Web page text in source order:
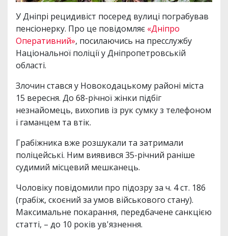
У Дніпрі рецидивіст посеред вулиці пограбував
пенсіонерку. Про це повідомляє «Дніпро
Оперативний», посилаючись на пресслужбу
Національної поліції у Дніпропетровській
області.
Злочин стався у Новокодацькому районі міста
15 вересня. До 68-річної жінки підбіг
незнайомець, вихопив із рук сумку з телефоном
і гаманцем та втік.
Грабіжника вже розшукали та затримали
поліцейські. Ним виявився 35-річний раніше
судимий місцевий мешканець.
Чоловіку повідомили про підозру за ч. 4 ст. 186
(грабіж, скоєний за умов військового стану).
Максимальне покарання, передбачене санкцією
статті, – до 10 років ув'язнення.